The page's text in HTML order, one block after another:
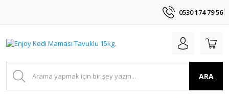
0530 174 79 56
ARA